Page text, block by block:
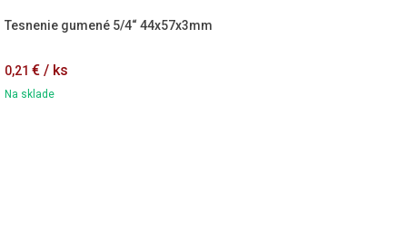
Tesnenie gumené 5/4“ 44x57x3mm
0,21 € / ks
Na sklade